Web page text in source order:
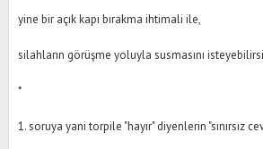
yine bir açık kapı bırakma ihtimali ile,
silahların görüşme yoluyla susmasını
*
1. soruya yani torpile "hayır" diyenlerin "sınırsız